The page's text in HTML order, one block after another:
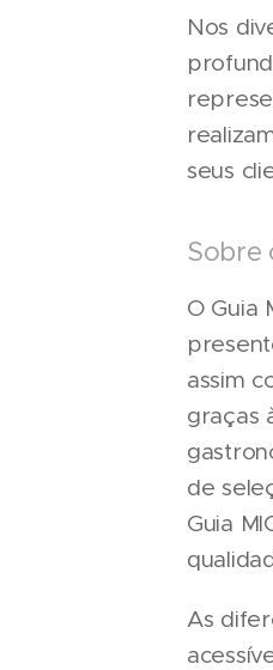
Nos
seus
Sobre
O Guia
assim
graças
de
Guia
As